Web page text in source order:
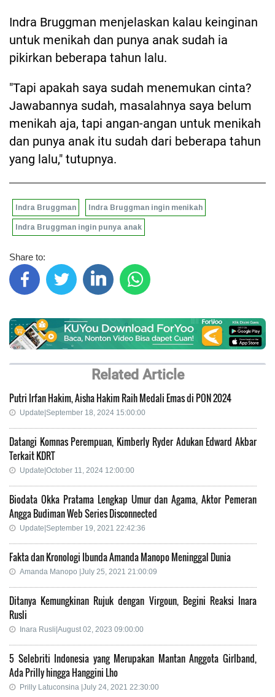
Indra Bruggman menjelaskan kalau keinginan
untuk menikah dan punya anak sudah ia
pikirkan beberapa tahun lalu.
"Tapi apakah saya sudah menemukan cinta?
Jawabannya sudah, masalahnya saya belum
menikah aja, tapi angan-angan untuk menikah
dan punya anak itu sudah dari beberapa tahun
yang lalu," tutupnya.
Indra Bruggman Indra Bruggman ingin menikah
Indra Bruggman ingin punya anak
Share to:
Related Article
Putri Irfan Hakim, Aisha Hakim Raih Medali Emas di PON 2024
Update|September 18, 2024 15:00:00
Datangi Komnas Perempuan, Kimberly Ryder Adukan Edward Akbar
Terkait KDRT
Update|October 11, 2024 12:00:00
Biodata Okka Pratama Lengkap Umur dan Agama, Aktor Pemeran
Angga Budiman Web Series Disconnected
Update|September 19, 2021 22:42:36
Fakta dan Kronologi Ibunda Amanda Manopo Meninggal Dunia
Amanda Manopo |July 25, 2021 21:00:09
Ditanya Kemungkinan Rujuk dengan Virgoun, Begini Reaksi Inara
Rusli
Inara Rusli|August 02, 2023 09:00:00
5 Selebriti Indonesia yang Merupakan Mantan Anggota Girlband,
Ada Prilly hingga Hanggini Lho
Prilly Latuconsina |July 24, 2021 22:30:00